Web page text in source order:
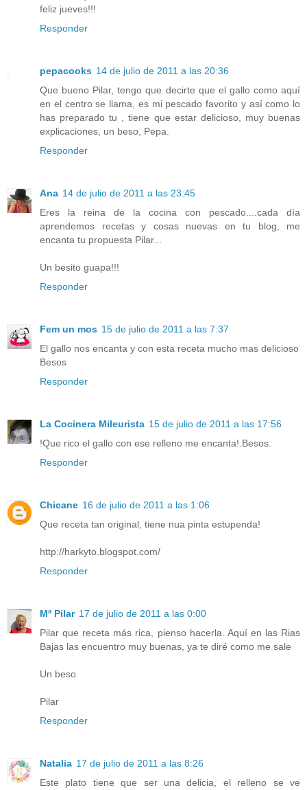
feliz jueves!!!
Responder
pepacooks 14 de julio de 2011 a las 20:36
Que bueno Pilar, tengo que decirte que el gallo como aquí
en el centro se llama, es mi pescado favorito y así como lo
has preparado tu , tiene que estar delicioso, muy buenas
explicaciones, un beso, Pepa.
Responder
Ana 14 de julio de 2011 a las 23:45
Eres la reina de la cocina con pescado....cada día
aprendemos recetas y cosas nuevas en tu blog, me
encanta tu propuesta Pilar...
Un besito guapa!!!
Responder
Fem un mos 15 de julio de 2011 a las 7:37
El gallo nos encanta y con esta receta mucho mas delicioso
Besos
Responder
La Cocinera Mileurista 15 de julio de 2011 a las 17:56
!Que rico el gallo con ese relleno me encanta!.Besos.
Responder
Chicane 16 de julio de 2011 a las 1:06
Que receta tan original, tiene nua pinta estupenda!
http://harkyto.blogspot.com/
Responder
Mª Pilar 17 de julio de 2011 a las 0:00
Pilar que receta más rica, pienso hacerla. Aquí en las Rias
Bajas las encuentro muy buenas, ya te diré como me sale
Un beso
Pilar
Responder
Natalia 17 de julio de 2011 a las 8:26
Este plato tiene que ser una delicia, el relleno se ve